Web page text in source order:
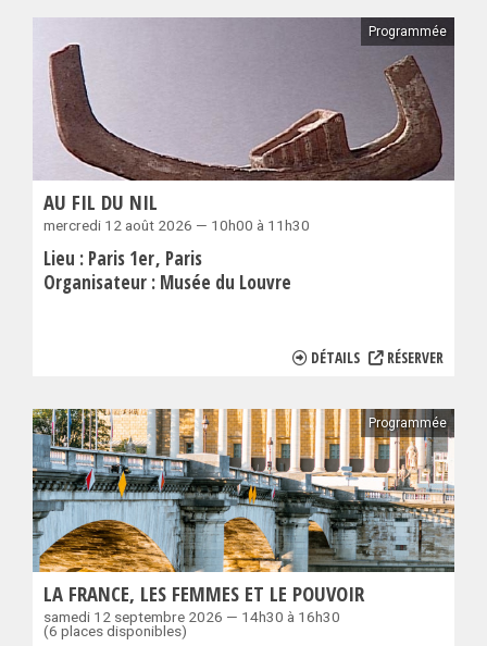
Programmée
AU FIL DU NIL
mercredi 12 août 2026 — 10h00 à 11h30
Lieu : Paris 1er Paris
Organisateur : Musée du Louvre
DÉTAILS RÉSERVER
Programmée
LA FRANCE, LES FEMMES ET LE POUVOIR
samedi 12 septembre 2026 — 14h30 à 16h30
(6 places disponibles)